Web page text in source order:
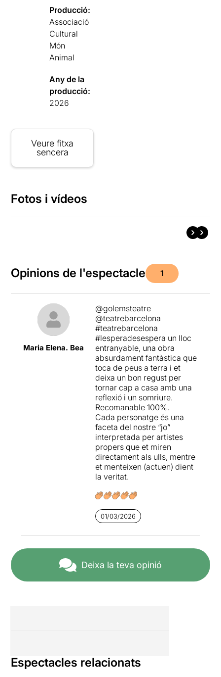
Producció:
Associació
Cultural
Món
Animal
Any de la
producció:
2026
Veure fitxa
sencera
Fotos i vídeos
Opinions de l'espectacle 1
Maria Elena. Bea
@golemsteatre
@teatrebarcelona
#teatrebarcelona
#lesperadesespera un lloc
entranyable, una obra
absurdament fantàstica que
toca de peus a terra i et
deixa un bon regust per
tornar cap a casa amb una
reflexió i un somriure.
Recomanable 100%.
Cada personatge és una
faceta del nostre “jo”
interpretada per artistes
propers que et miren
directament als ulls, mentre
et menteixen (actuen) dient
la veritat.
01/03/2026
Deixa la teva opinió
Espectacles relacionats